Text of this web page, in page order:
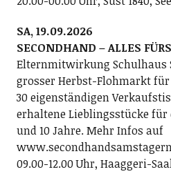
SA, 19.09.2026
SECONDHAND – ALLES
Elternmitwirkung Schulhaus
grosser Herbst-Flohmarkt
30 eigenständigen
erhaltene Lieblingsstücke
und 10 Jahre. Mehr Infos auf
09.00-12.00 Uhr, Haaggeri-